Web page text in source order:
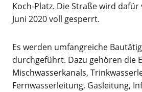
Koch-Platz. Die Straße wird
Juni 2020 voll gesperrt.
Es werden umfangreiche
durchgeführt. Dazu gehören die
Mischwasserkanals,
Fernwasserleitung, Gasleitung,